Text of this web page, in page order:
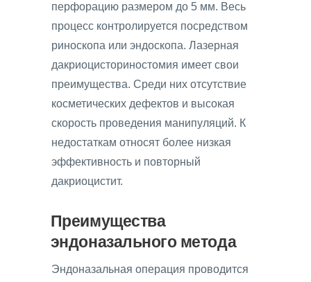
перфорацию размером до 5 мм. Весь
процесс контролируется посредством
риноскопа или эндоскопа. Лазерная
дакриоцисториностомия имеет свои
преимущества. Среди них отсутствие
косметических дефектов и высокая
скорость проведения манипуляций. К
недостаткам относят более низкая
эффективность и повторный
дакриоцистит.
Преимущества
эндоназального метода
Эндоназальная операция проводится